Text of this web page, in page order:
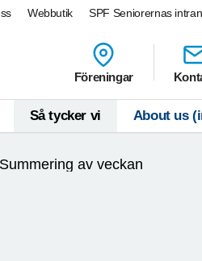
Webbutik SPF Seniorernas
Föreningar
Så tycker vi About us
Summering av veckan